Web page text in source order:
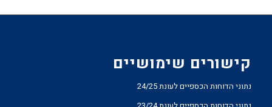
קישורים שימושיים
נתוני הדוחות הכספיים לעונת 24/25